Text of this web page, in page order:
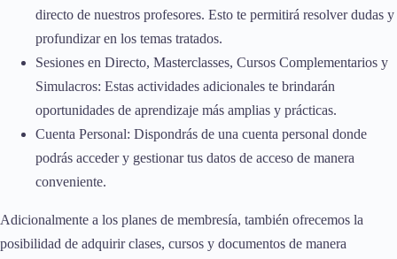
directo de nuestros profesores. Esto te permitirá resolver dudas y
profundizar en los temas tratados.
Sesiones en Directo, Masterclasses, Cursos Complementarios y
Simulacros: Estas actividades adicionales te brindarán
oportunidades de aprendizaje más amplias y prácticas.
Cuenta Personal: Dispondrás de una cuenta personal donde
podrás acceder y gestionar tus datos de acceso de manera
conveniente.
Adicionalmente a los planes de membresía, también ofrecemos la
posibilidad de adquirir clases, cursos y documentos de manera